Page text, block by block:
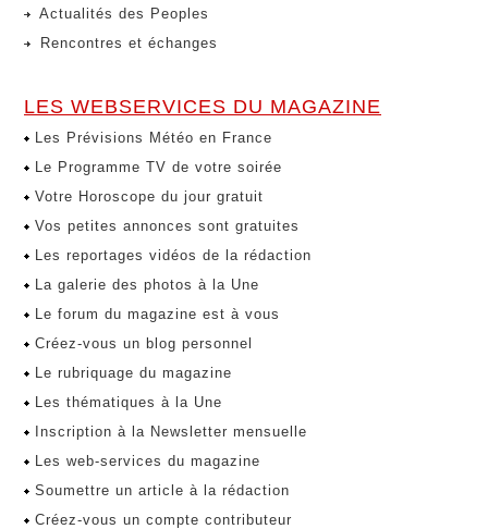
Actualités des Peoples
Rencontres et échanges
LES WEBSERVICES DU MAGAZINE
Les Prévisions Météo en France
Le Programme TV de votre soirée
Votre Horoscope du jour gratuit
Vos petites annonces sont gratuites
Les reportages vidéos de la rédaction
La galerie des photos à la Une
Le forum du magazine est à vous
Créez-vous un blog personnel
Le rubriquage du magazine
Les thématiques à la Une
Inscription à la Newsletter mensuelle
Les web-services du magazine
Soumettre un article à la rédaction
Créez-vous un compte contributeur